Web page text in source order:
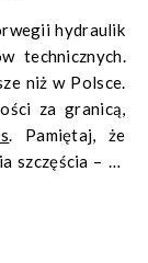
hydraulik
technicznych.
niż w Polsce.
za granicą,
. Pamiętaj, że
szczęścia – to